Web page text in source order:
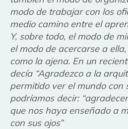
modo de trabajar con los
medio camino entre el
Y, sobre todo, el modo de
el modo de acercarse a
como la ajena. En un
decía “Agradezco a la
permitido ver el mundo con
podríamos decir:
que nos haya enseñado a
con sus ojos”